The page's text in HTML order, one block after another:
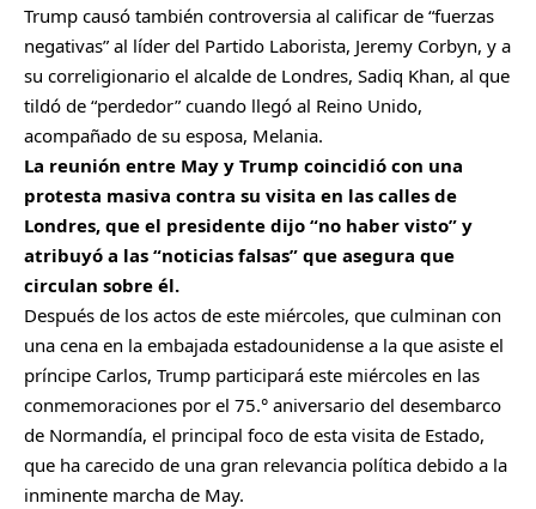
Trump causó también controversia al calificar de “fuerzas
negativas” al líder del Partido Laborista, Jeremy Corbyn, y a
su correligionario el alcalde de Londres, Sadiq Khan, al que
tildó de “perdedor” cuando llegó al Reino Unido,
acompañado de su esposa, Melania.
La reunión entre May y Trump coincidió con una
protesta masiva contra su visita en las calles de
Londres, que el presidente dijo “no haber visto” y
atribuyó a las “noticias falsas” que asegura que
circulan sobre él.
Después de los actos de este miércoles, que culminan con
una cena en la embajada estadounidense a la que asiste el
príncipe Carlos, Trump participará este miércoles en las
conmemoraciones por el 75.° aniversario del desembarco
de Normandía, el principal foco de esta visita de Estado,
que ha carecido de una gran relevancia política debido a la
inminente marcha de May.